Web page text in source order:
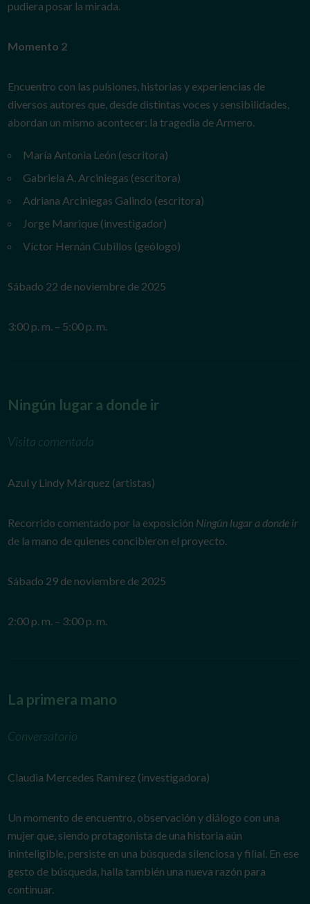
pudiera posar la mirada.
Momento 2
Encuentro con las pulsiones, historias y experiencias de
diversos autores que, desde distintas voces y sensibilidades,
abordan un mismo acontecer: la tragedia de Armero.
María Antonia León (escritora)
Gabriela A. Arciniegas (escritora)
Adriana Arciniegas Galindo (escritora)
Jorge Manrique (investigador)
Víctor Hernán Cubillos (geólogo)
Sábado 22 de noviembre de 2025
3:00 p. m. – 5:00 p. m.
Ningún lugar a donde ir
Visita comentada
Azul y Lindy Márquez (artistas)
Recorrido comentado por la exposición Ningún lugar a donde ir
de la mano de quienes concibieron el proyecto.
Sábado 29 de noviembre de 2025
2:00 p. m. – 3:00 p. m.
La primera mano
Conversatorio
Claudia Mercedes Ramírez (investigadora)
Un momento de encuentro, observación y diálogo con una
mujer que, siendo protagonista de una historia aún
ininteligible, persiste en una búsqueda silenciosa y filial. En ese
gesto de búsqueda, halla también una nueva razón para
continuar.